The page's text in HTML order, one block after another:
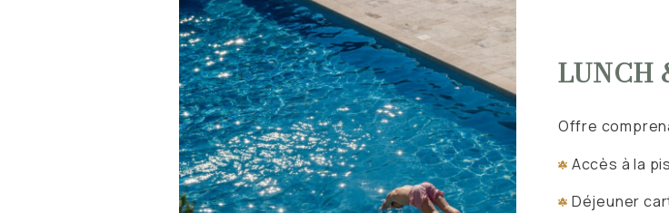
LUNCH
Offre
Accès à la
Déjeuner